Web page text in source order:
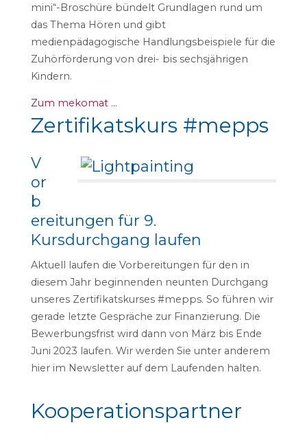
mini“-Broschüre bündelt Grundlagen rund um
das Thema Hören und gibt
medienpädagogische Handlungsbeispiele für die
Zuhörförderung von drei- bis sechsjährigen
Kindern.
Zum mekomat …
Zertifikatskurs #mepps
V
or
b
ereitungen für 9.
Kursdurchgang laufen
Aktuell laufen die Vorbereitungen für den in
diesem Jahr beginnenden neunten Durchgang
unseres Zertifikatskurses #mepps. So führen wir
gerade letzte Gespräche zur Finanzierung. Die
Bewerbungsfrist wird dann von März bis Ende
Juni 2023 laufen. Wir werden Sie unter anderem
hier im Newsletter auf dem Laufenden halten.
Kooperationspartner